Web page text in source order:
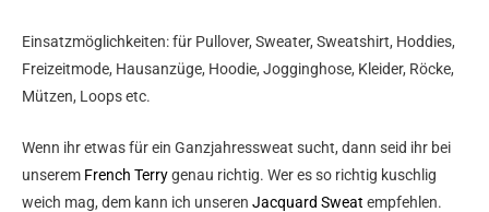
Einsatzmöglichkeiten: für Pullover, Sweater, Sweatshirt, Hoddies,
Freizeitmode, Hausanzüge, Hoodie, Jogginghose, Kleider, Röcke,
Mützen, Loops etc.
Wenn ihr etwas für ein Ganzjahressweat sucht, dann seid ihr bei
unserem French Terrygenau richtig. Wer es so richtig kuschlig
weich mag, dem kann ich unseren Jacquard Sweat empfehlen.